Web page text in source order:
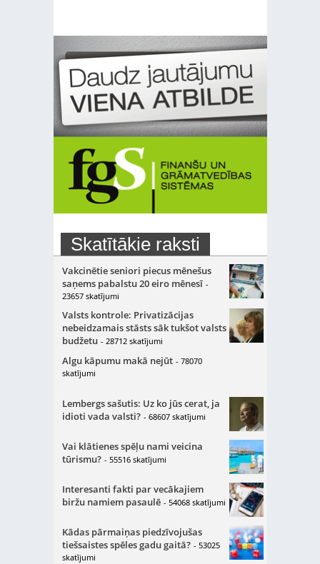
Skatītākie raksti
Vakcinētie seniori piecus mēnešus
saņems pabalstu 20 eiro mēnesī -
23657 skatījumi
Valsts kontrole: Privatizācijas
nebeidzamais stāsts sāk tukšot valsts
budžetu - 28712 skatījumi
Algu kāpumu makā nejūt - 78070
skatījumi
Lembergs sašutis: Uz ko jūs cerat, ja
idioti vada valsti? - 68607 skatījumi
Vai klātienes spēļu nami veicina
tūrismu? - 55516 skatījumi
Interesanti fakti par vecākajiem
biržu namiem pasaulē - 54068 skatījumi
Kādas pārmaiņas piedzīvojušas
tiešsaistes spēles gadu gaitā? - 53025
skatījumi